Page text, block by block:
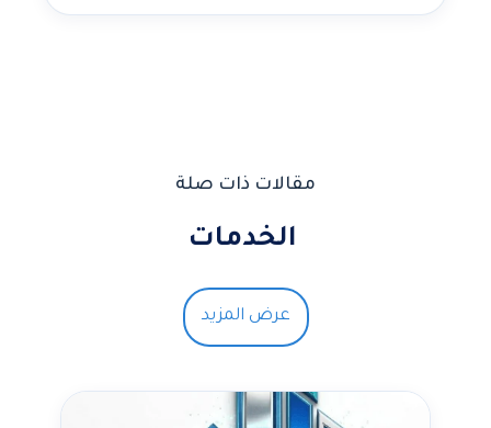
مقالات ذات صلة
الخدمات
عرض المزيد